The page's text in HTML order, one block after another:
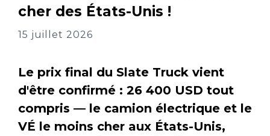
cher des États-Unis !
15 juillet 2026
Le prix final du Slate Truck vient
d'être confirmé : 26 400 USD tout
compris — le camion électrique et le
VÉ le moins cher aux États-Unis,